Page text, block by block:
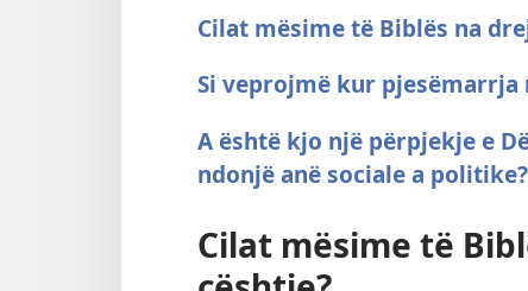
Cilat mësime të Biblës na
Si veprojmë kur
A është kjo një përpjekje e
ndonjë anë sociale a politike?
Cilat mësime të